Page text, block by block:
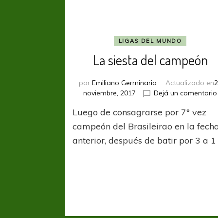
LIGAS DEL MUNDO
La siesta del campeón
por Emiliano Germinario Actualizado en
noviembre, 2017
Dejá un comentario
Luego de consagrarse por 7° vez
campeón del Brasileirao en la
anterior, después de batir por 3 a